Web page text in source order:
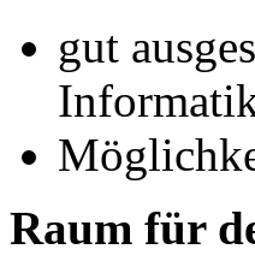
gut
Raum für